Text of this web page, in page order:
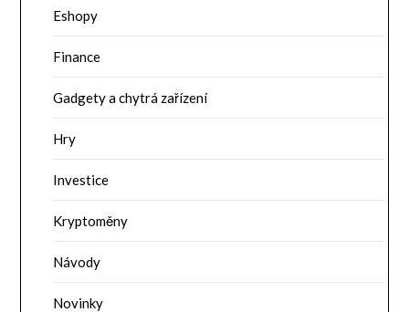
Eshopy
Finance
Gadgety a chytrá zařízení
Hry
Investice
Kryptoměny
Návody
Novinky